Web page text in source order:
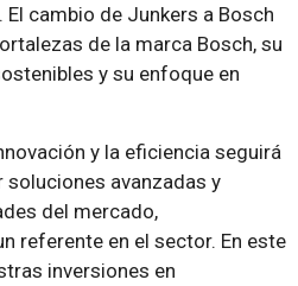
cambio de Junkers a Bosch
de la marca Bosch, su
y su enfoque en
y la eficiencia seguirá
avanzadas y
del mercado,
referente en el sector. En este
inversiones en